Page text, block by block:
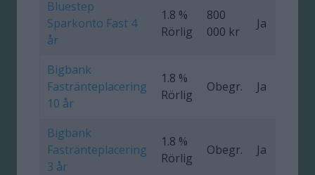
Bluestep
Sparkonto Fast 4
år
1.8 %
Rörlig
800
000 kr
Ja
Bigbank
Fastränteplacering
10 år
1.8 %
Rörlig
Obegr. Ja
Bigbank
Fastränteplacering
3 år
1.8 %
Rörlig
Obegr. Ja